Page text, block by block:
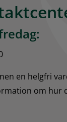
en helgfri
om hur